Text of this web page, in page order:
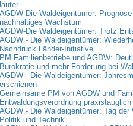
lauter
AGDW-Die Waldeigentümer:
nachhaltiges Wachstum
AGDW-Die Waldeigentümer: Trotz
AGDW - Die Waldeigentümer:
Nachdruck Länder-Initiative
PM Familienbetriebe und AGDW:
Bürokratie und mehr Förderung bei
AGDW - Die Waldeigentümer:
erschienen
Gemeinsame PM von AGDW und
Entwaldungsverordnung
AGDW - Die Waldeigentümer: Tag
Politik und Technik